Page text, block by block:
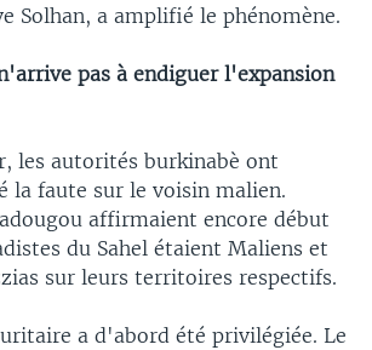
Solhan, a amplifié le phénomène.
pas à endiguer l'expansion
les autorités burkinabè ont
la faute sur le voisin malien.
affirmaient encore début
du Sahel étaient Maliens et
sur leurs territoires respectifs.
a d'abord été privilégiée. Le